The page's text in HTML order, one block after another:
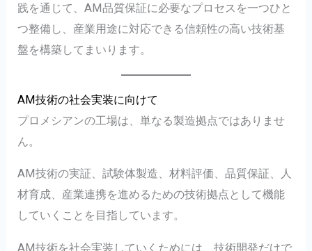
践を通じて、AM品質保証に必要なプロセスを一つひと
つ整備し、産業用途に対応できる信頼性の高い技術基
盤を構築してまいります。
AM技術の社会実装に向けて
プロメシアンの工場は、単なる製造拠点ではありませ
ん。
AM技術の実証、試験体製造、材料評価、品質保証、人
材育成、産業連携を進めるための技術拠点として機能
していくことを目指しています。
AM技術を社会実装していくためには、技術開発だけで